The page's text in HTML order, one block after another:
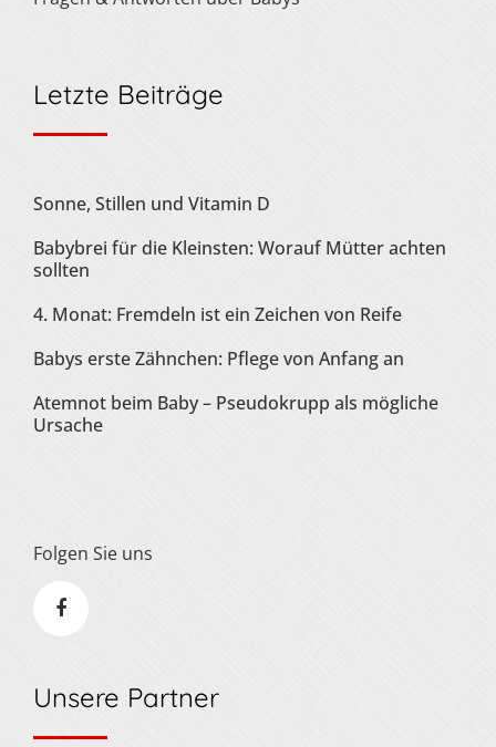
Letzte Beiträge
Sonne, Stillen und Vitamin D
Babybrei für die Kleinsten: Worauf Mütter achten
sollten
4. Monat: Fremdeln ist ein Zeichen von Reife
Babys erste Zähnchen: Pflege von Anfang an
Atemnot beim Baby – Pseudokrupp als mögliche
Ursache
Folgen Sie uns
Unsere Partner